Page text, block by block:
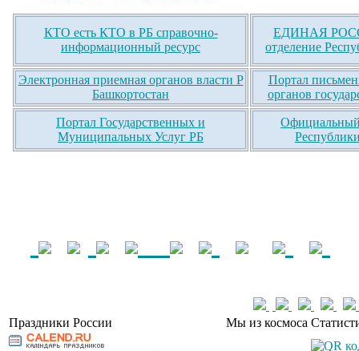
КТО есть КТО в РБ справочно-
информационный ресурс
ЕДИНАЯ
отделение
Электронная приемная органов власти Р
Башкортостан
Портал
органов
Портал Государственных и
Муниципальных Услуг РБ
Официальный
Праздники России Мы из космоса